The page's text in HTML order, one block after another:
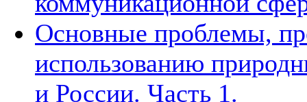
Основные проблемы,
использованию
и России. Часть 1.